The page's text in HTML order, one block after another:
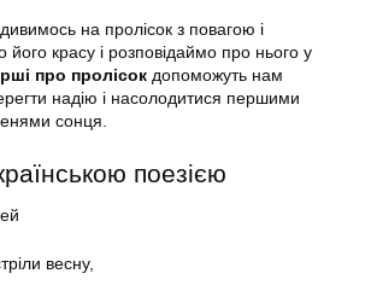
на пролісок з повагою і
його красу і розповідаймо про нього у
про пролісок допоможуть нам
надію і насолодитися першими
сонця.
поезією
весну,